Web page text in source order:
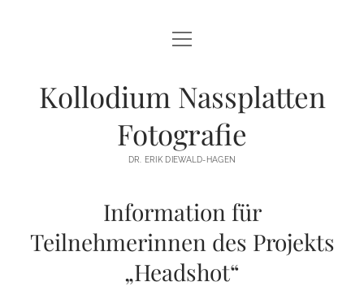
HOME
TRANSPARENT
BEING
#KÜNST²
#KÜNST
WORKSHOPS
Kollodium Nassplatten
Fotografie
DR. ERIK DIEWALD-HAGEN
Information für
Teilnehmerinnen des Projekts
„Headshot“